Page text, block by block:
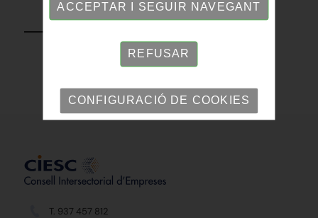
TORNAR
T. 937 457 812
ACCEPTAR I SEGUIR NAVEGANT
REFUSAR
CONFIGURACIÓ DE COOKIES